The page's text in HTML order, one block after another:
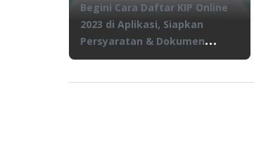
Begini Cara Daftar KIP Online
2023 di Aplikasi, Siapkan
Persyaratan & Dokumen
Lengkap!